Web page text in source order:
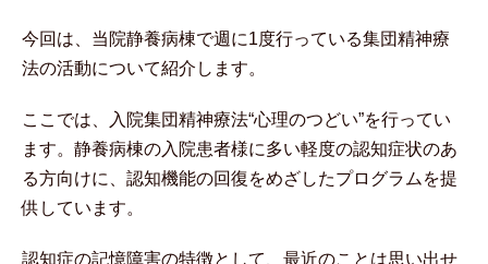
今回は、当院静養病棟で週に1度行っている集団精神療
法の活動について紹介します。
ここでは、入院集団精神療法“心理のつどい”を行ってい
ます。静養病棟の入院患者様に多い軽度の認知症状のあ
る方向けに、認知機能の回復をめざしたプログラムを提
供しています。
認知症の記憶障害の特徴として、最近のことは思い出せ